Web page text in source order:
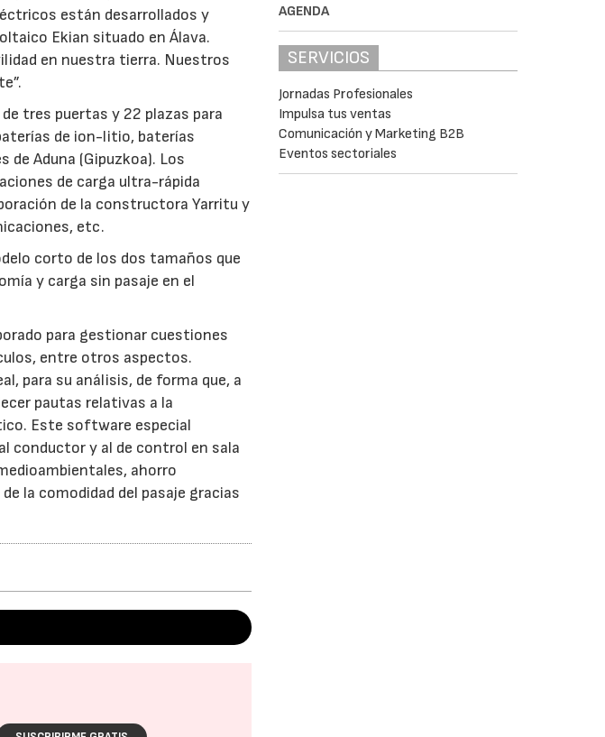
están desarrollados y
Ekian situado en Álava.
en nuestra tierra. Nuestros
tres puertas y 22 plazas para
de ion-litio, baterías
Aduna (Gipuzkoa). Los
de carga ultra-rápida
de la constructora Yarritu y
etc.
corto de los dos tamaños que
y carga sin pasaje en el
para gestionar cuestiones
entre otros aspectos.
para su análisis, de forma que, a
pautas relativas a la
Este software especial
conductor y al de control en sala
ahorro
la comodidad del pasaje gracias
AGENDA
SERVICIOS
Jornadas Profesionales
Impulsa tus ventas
Comunicación y Marketing B2B
Eventos sectoriales